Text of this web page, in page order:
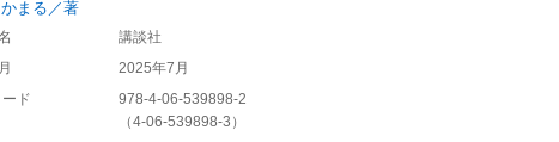
まる／著
講談社
2025年7月
ード
978-4-06-539898-2
（4-06-539898-3 ）